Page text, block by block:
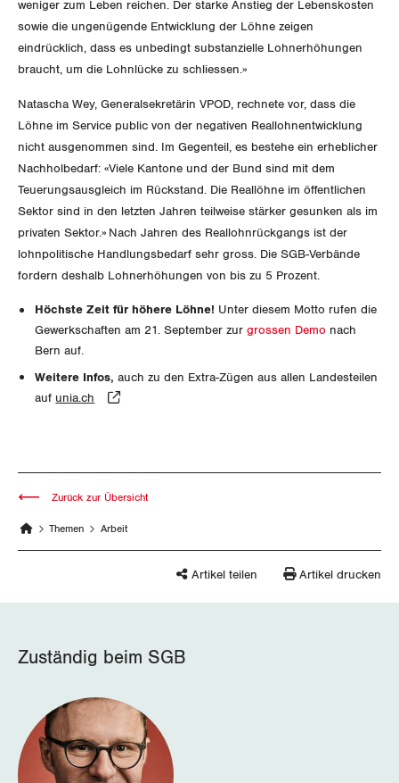
Obwalden
Schwyz
St. Gallen-Appenzell
Solothurn
Tessin
Uri
Waadt
Zürich
weniger zum Leben reichen. Der starke Anstieg der Lebenskosten
sowie die ungenügende Entwicklung der Löhne zeigen
eindrücklich, dass es unbedingt substanzielle Lohnerhöhungen
braucht, um die Lohnlücke zu schliessen.»
Natascha Wey, Generalsekretärin VPOD, rechnete vor, dass die
Löhne im Service public von der negativen Reallohnentwicklung
nicht ausgenommen sind. Im Gegenteil, es bestehe ein erheblicher
Nachholbedarf: «Viele Kantone und der Bund sind mit dem
Teuerungsausgleich im Rückstand. Die Reallöhne im öffentlichen
Sektor sind in den letzten Jahren teilweise stärker gesunken als im
privaten Sektor.» Nach Jahren des Reallohnrückgangs ist der
lohnpolitische Handlungsbedarf sehr gross. Die SGB-Verbände
fordern deshalb Lohnerhöhungen von bis zu 5 Prozent.
Höchste Zeit für höhere Löhne! Unter diesem Motto rufen die
Gewerkschaften am 21. September zurgrossen Demo nach
Bern auf.
Weitere Infos, auch zu den Extra-Zügen aus allen Landesteilen
auf unia.ch
Themen Arbeit
Zurück zur Übersicht
Artikel teilen Artikel drucken
Zuständig beim SGB